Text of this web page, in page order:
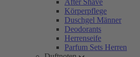
After Shave
Körperpflege
Duschgel Männer
Deodorants
Herrenseife
Parfum Sets Herren